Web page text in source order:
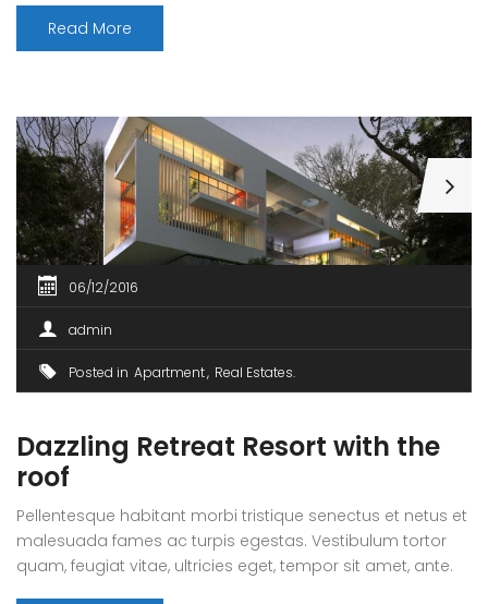
ultricies mi vitae est. Mauris placerat eleifend leo. Quisque
sit amet est et sapien ullamcorper pharetra. Vestibulum
Read More
06/12/2016
admin
Posted in Apartment Real Estates
Dazzling Retreat Resort with the
roof
Pellentesque habitant morbi tristique senectus et netus et
malesuada fames ac turpis egestas. Vestibulum tortor
quam, feugiat vitae, ultricies eget, tempor sit amet, ante.